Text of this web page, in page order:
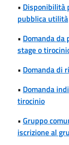
• Disponibilità
pubblica utilità
• Domanda
stage o
• Domanda di
• Domanda
tirocinio
• Gruppo
iscrizione al